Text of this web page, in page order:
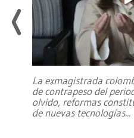
La exmagistrada
de contrapeso del
olvido, reformas
de nuevas tecnologías...